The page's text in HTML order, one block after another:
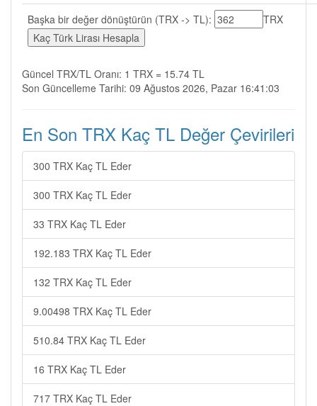
Başka bir değer dönüştürün (TRX -> TL):
TRX
Güncel TRX/TL Oranı: 1 TRX = 15.74 TL
Son Güncelleme Tarihi: 09 Ağustos 2026, Pazar 16:41:03
En Son TRX Kaç TL Değer Çevirileri
300 TRX Kaç TL Eder
300 TRX Kaç TL Eder
33 TRX Kaç TL Eder
192.183 TRX Kaç TL Eder
132 TRX Kaç TL Eder
9.00498 TRX Kaç TL Eder
510.84 TRX Kaç TL Eder
16 TRX Kaç TL Eder
717 TRX Kaç TL Eder